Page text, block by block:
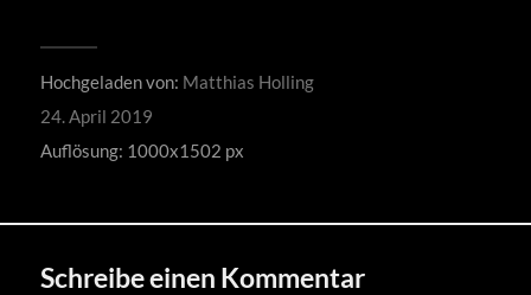
Hochgeladen von: Matthias Holling
24. April 2019
Auflösung: 1000x1502 px
Schreibe einen Kommentar